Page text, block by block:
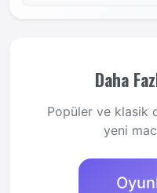
Daha
Popüler ve klasik
yeni